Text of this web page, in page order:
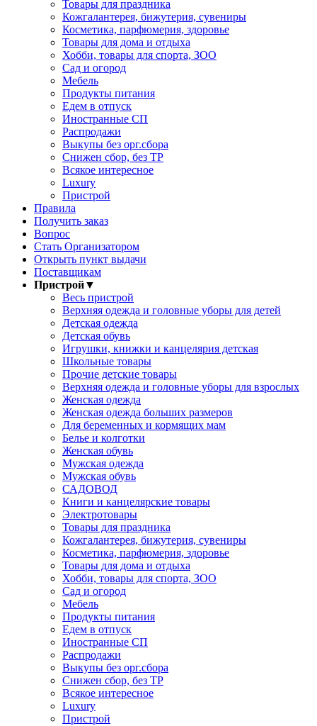
Товары для праздника
Кожгалантерея, бижутерия, сувениры
Косметика, парфюмерия, здоровье
Товары для дома и отдыха
Хобби, товары для спорта, ЗОО
Сад и огород
Мебель
Продукты питания
Едем в отпуск
Иностранные СП
Распродажи
Выкупы без орг.сбора
Снижен сбор, без ТР
Всякое интересное
Luxury
Пристрой
Правила
Получить заказ
Вопрос
Стать Организатором
Открыть пункт выдачи
Поставщикам
Пристрой▼
Весь пристрой
Верхняя одежда и головные уборы для детей
Детская одежда
Детская обувь
Игрушки, книжки и канцелярия детская
Школьные товары
Прочие детские товары
Верхняя одежда и головные уборы для взрослых
Женская одежда
Женская одежда больших размеров
Для беременных и кормящих мам
Белье и колготки
Женская обувь
Мужская одежда
Мужская обувь
САДОВОД
Книги и канцелярские товары
Электротовары
Товары для праздника
Кожгалантерея, бижутерия, сувениры
Косметика, парфюмерия, здоровье
Товары для дома и отдыха
Хобби, товары для спорта, ЗОО
Сад и огород
Мебель
Продукты питания
Едем в отпуск
Иностранные СП
Распродажи
Выкупы без орг.сбора
Снижен сбор, без ТР
Всякое интересное
Luxury
Пристрой